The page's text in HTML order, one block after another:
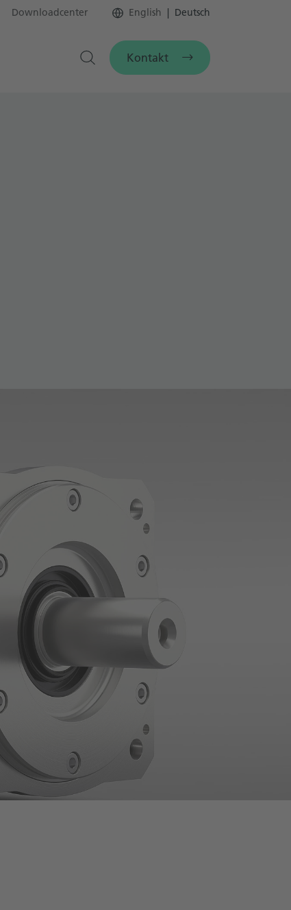
Downloadcenter English Deutsch
Kontakt